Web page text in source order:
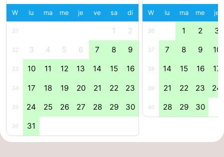
Friesland
Leeuwarden
Îles
de
Vlieland
-
W lu ma me je ve sa di
31 1 2
32 3 4 5 6 7 8 9
33 10 11 12 13 14 15 16
34 17 18 19 20 21 22 23
35 24 25 26 27 28 29 30
36 31
W lu ma me je
36 1 2 3
37 7 8 9 10
38 14 15 16 17
39 21 22 23 24
40 28 29 30